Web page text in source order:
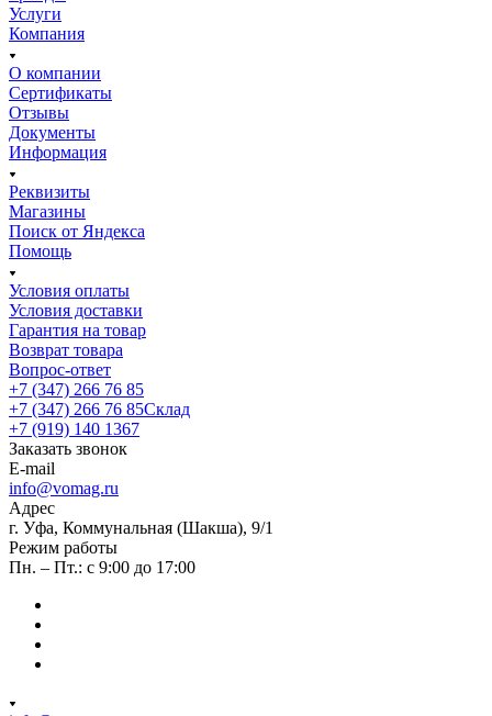
Услуги
Компания
О компании
Сертификаты
Отзывы
Документы
Информация
Реквизиты
Магазины
Поиск от Яндекса
Помощь
Условия оплаты
Условия доставки
Гарантия на товар
Возврат товара
Вопрос-ответ
+7 (347) 266 76 85
+7 (347) 266 76 85Склад
+7 (919) 140 1367
Заказать звонок
E-mail
info@vomag.ru
Адрес
г. Уфа, Коммунальная (Шакша), 9/1
Режим работы
Пн. – Пт.: с 9:00 до 17:00